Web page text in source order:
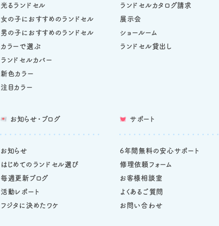
光るランドセル
女の子におすすめのランドセル
男の子におすすめのランドセル
カラーで選ぶ
ランドセルカバー
新色カラー
注目カラー
ランドセルカタログ請求
展示会
ショールーム
ランドセル貸出し
お知らせ・ブログ
お知らせ
はじめてのランドセル選び
毎週更新ブログ
活動レポート
フジタに決めたワケ
サポート
6年間無料の安心サポート
修理依頼フォーム
お客様相談室
よくあるご質問
お問い合わせ